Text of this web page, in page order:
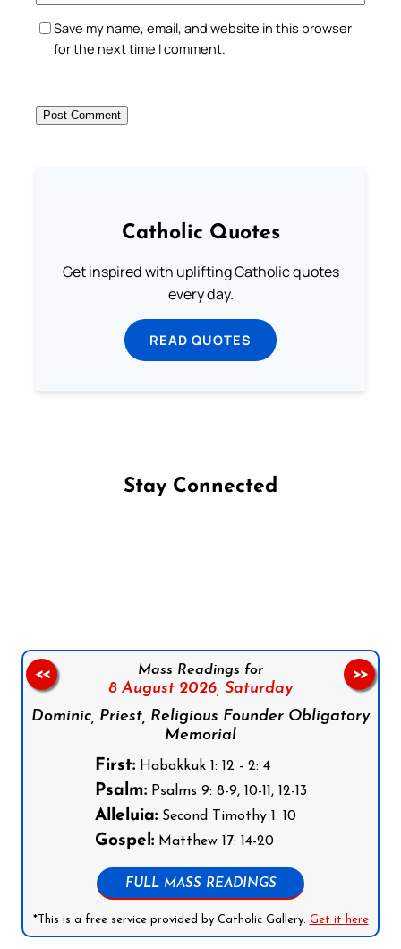
Save my name, email, and website in this browser
for the next time I comment.
Catholic Quotes
Get inspired with uplifting Catholic quotes
every day.
READ QUOTES
Stay Connected
Mass Readings for
8 August 2026, Saturday
Dominic, Priest, Religious Founder Obligatory
Memorial
First:Habakkuk 1: 12 - 2: 4
Psalm:Psalms 9: 8-9, 10-11, 12-13
Alleluia:Second Timothy 1: 10
Gospel:Matthew 17: 14-20
FULL MASS READINGS
*This is a free service provided by Catholic Gallery. Get it here
<< >>